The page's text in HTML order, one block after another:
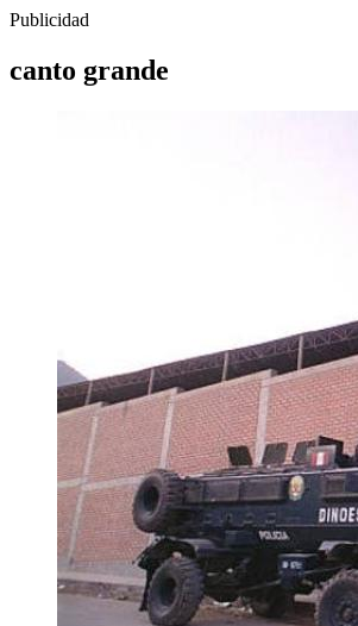
Publicidad
canto grande